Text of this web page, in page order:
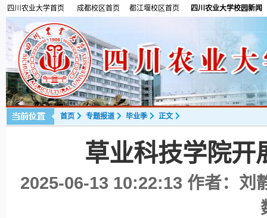
四川农业大学首页 成都校区首页 都江堰校区首页 四川农业大学校园新闻
首页 专题报道 毕业季 正文
草业科技学院开
2025-06-13 10:22:13 作者：刘